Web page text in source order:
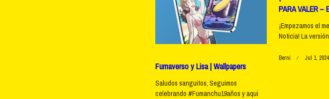
reader-
text">Page</span>
Fumaverso y Lisa | Wallpapers
Saludos sanguitos, Seguimos
celebrando #Fumanchu19años y aqui
PARA VALER –
¡Empezamos el
Noticia! La
Berni Jul 1, 2024